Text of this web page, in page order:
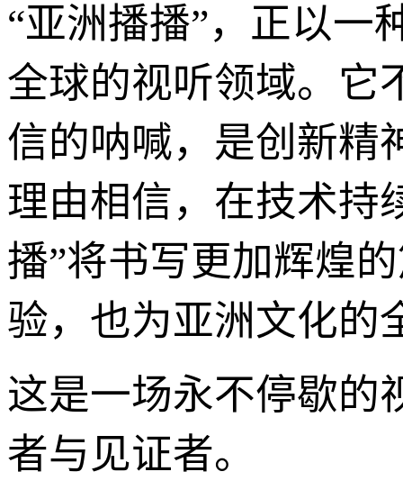
“亚洲播播”，正以一
全球的视听领域。它
信的呐喊，是创新精
理由相信，在技术持
播”将书写更加辉煌
验，也为亚洲文化的
这是一场永不停歇的
者与见证者。